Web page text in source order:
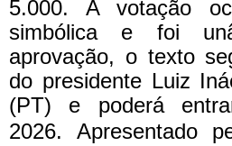
5.000. A votação
simbólica e foi
aprovação, o texto
do presidente Luiz
(PT) e poderá
2026. Apresentado